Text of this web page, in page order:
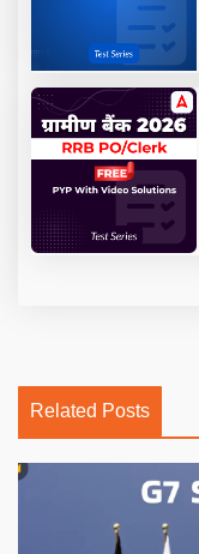
Related Posts